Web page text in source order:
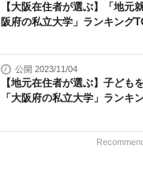
【大阪在住者が選ぶ】「地元
阪府の私立大学」ランキング
公開 2023/11/04
【地元在住者が選ぶ】子ども
「大阪府の私立大学」ランキ